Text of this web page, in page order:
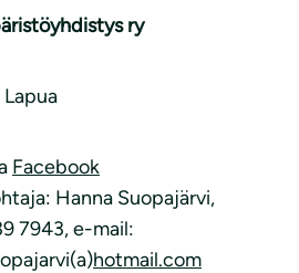
ry
Facebook
Hanna Suopajärvi,
7943, e-mail:
hotmail.com